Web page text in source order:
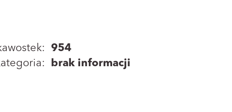
954
brak informacji